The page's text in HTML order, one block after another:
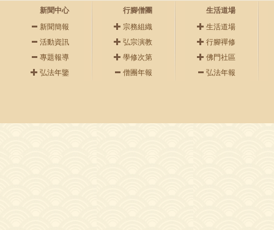
新聞中心
新聞簡報
活動資訊
專題報導
弘法年鑒
行腳僧團
宗務組織
弘宗演教
學修次第
僧團年報
生活道場
生活道場
行腳禪修
佛門社區
弘法年報